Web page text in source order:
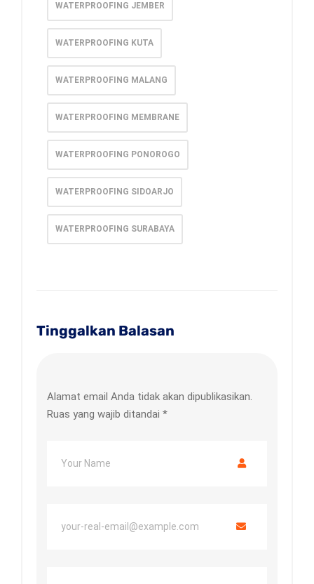
WATERPROOFING JEMBER
WATERPROOFING KUTA
WATERPROOFING MALANG
WATERPROOFING MEMBRANE
WATERPROOFING PONOROGO
WATERPROOFING SIDOARJO
WATERPROOFING SURABAYA
Tinggalkan Balasan
Alamat email Anda tidak akan dipublikasikan.
Ruas yang wajib ditandai *